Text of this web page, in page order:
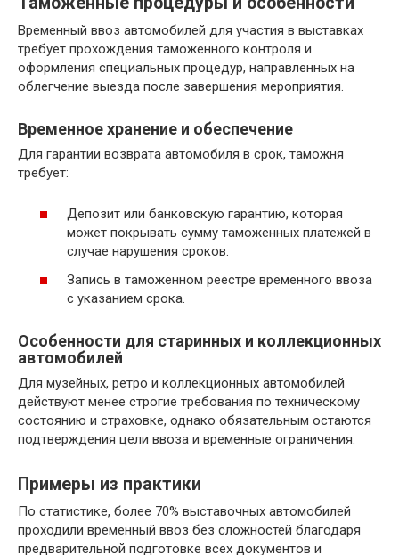
Временный ввоз автомобилей для участия в выставках
требует прохождения таможенного контроля и
оформления специальных процедур, направленных на
облегчение выезда после завершения мероприятия.
Временное хранение и обеспечение
Для гарантии возврата автомобиля в срок, таможня
требует:
Депозит или банковскую гарантию, которая
может покрывать сумму таможенных платежей в
случае нарушения сроков.
Запись в таможенном реестре временного ввоза
с указанием срока.
Особенности для старинных и коллекционных
автомобилей
Для музейных, ретро и коллекционных автомобилей
действуют менее строгие требования по техническому
состоянию и страховке, однако обязательным остаются
подтверждения цели ввоза и временные ограничения.
Примеры из практики
По статистике, более 70% выставочных автомобилей
проходили временный ввоз без сложностей благодаря
предварительной подготовке всех документов и